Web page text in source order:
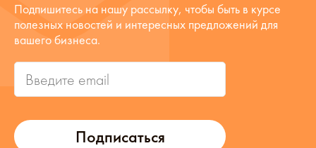
Подписаться
Подпишитесь на нашу рассылку, чтобы быть в курсе
полезных новостей и интересных предложений для
вашего бизнеса.